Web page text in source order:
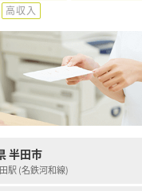
高収入
半田市
駅 (名鉄河和線)